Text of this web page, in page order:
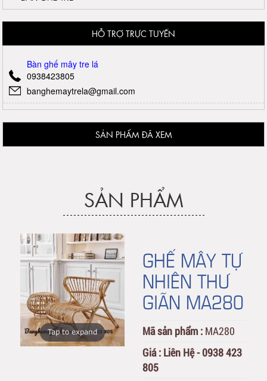
HỖ TRỢ TRỰC TUYẾN
Bàn ghế mây tre lá
0938423805
banghemaytrela@gmail.com
SẢN PHẨM ĐÃ XEM
SẢN PHẨM
Tap to expand
GHẾ MÂY TỰ
NHIÊN THƯ
GIÃN MA280
Mã sản phẩm : MA280
Giá : Liên Hệ - 0938 423
805